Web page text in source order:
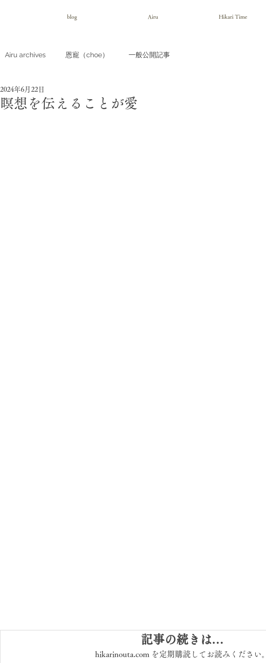
blog Airu Hikari Time
Airu archives 恩寵（choe） 一般公開記事
瞑想を伝えることが愛
2024年6月22日
記事の続きは…
hikarinouta.com を定期購読してお読みください。